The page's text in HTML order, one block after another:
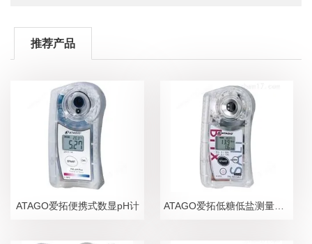
推荐产品
ATAGO爱拓便携式数显pH计 ATAGO爱拓低糖低盐测量糖盐度计